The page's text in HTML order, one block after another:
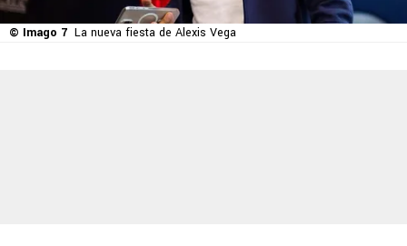
© Imago 7 La nueva fiesta de Alexis Vega